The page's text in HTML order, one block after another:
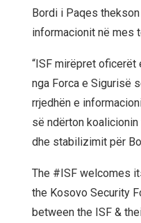
Bordi i Paqes
informacionit në mes
“ISF mirëpret oficerët
nga Forca e Sigurisë
rrjedhën e
së ndërton
dhe stabilizimit për
The #ISF welcomes
the Kosovo Security
between the ISF &